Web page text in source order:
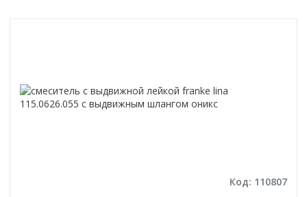
Код: 110807